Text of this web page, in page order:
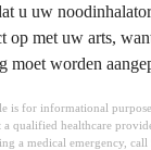
u uw
op met uw arts,
moet worden
is for informational
qualified healthcare
a medical emergency,